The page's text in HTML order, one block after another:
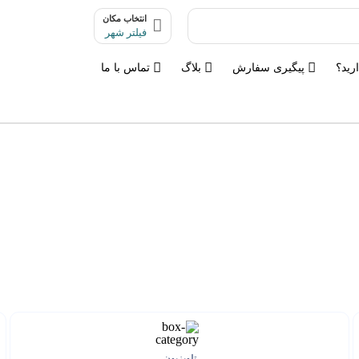
انتخاب مکان
فیلتر شهر
پیگیری سفارش بلاگ تماس با ما